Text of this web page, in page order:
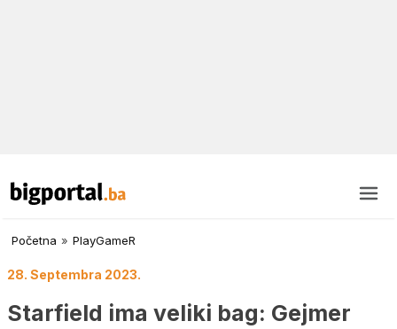
Početna » PlayGameR
28. Septembra 2023.
Starfield ima veliki bag: Gejmer